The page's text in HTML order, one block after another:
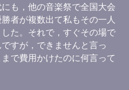
も，他の音楽祭で全国大会
者が複数出て私もその一人
た。それで，すぐその場で
すが，できませんと言っ
で費用かけたのに何言って